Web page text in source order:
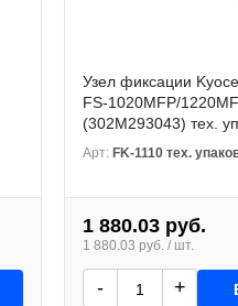
Узел фиксации
FS-1020MFP/
(302M293043) тех. уп
Арт: FK-1110 тех.
1 880.03 руб.
1 880.03 руб. / шт.
- +